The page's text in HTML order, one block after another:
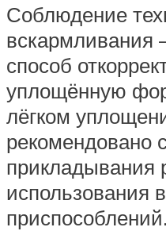
Соблюдение
способ
уплощённую
лёгком
рекомендовано
прикладывания
использования
приспособлений.